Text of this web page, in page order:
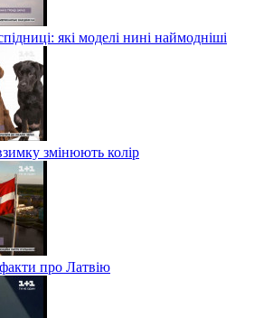
які моделі нині наймодніші
змінюють колір
про Латвію